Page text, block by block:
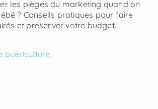
les pièges du marketing quand on
? Conseils pratiques pour faire
et préserver votre budget.
puériculture